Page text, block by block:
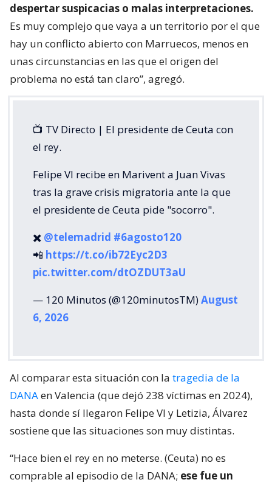
despertar suspicacias o malas interpretaciones.
Es muy complejo que vaya a un territorio por el que
hay un conflicto abierto con Marruecos, menos en
unas circunstancias en las que el origen del
problema no está tan claro”, agregó.
📺 TV Directo | El presidente de Ceuta con
el rey.
Felipe VI recibe en Marivent a Juan Vivas
tras la grave crisis migratoria ante la que
el presidente de Ceuta pide "socorro".
✖️ @telemadrid #6agosto120
📲 https://t.co/ib72Eyc2D3
pic.twitter.com/dtOZDUT3aU
— 120 Minutos (@120minutosTM)August
6, 2026
Al comparar esta situación con la tragedia de la
DANAen Valencia (que dejó 238 víctimas en 2024),
hasta donde sí llegaron Felipe VI y Letizia, Álvarez
sostiene que las situaciones son muy distintas.
“Hace bien el rey en no meterse. (Ceuta) no es
comprable al episodio de la DANA; ese fue un